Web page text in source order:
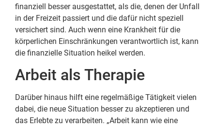
finanziell besser ausgestattet, als die, denen der Unfall
in der Freizeit passiert und die dafür nicht speziell
versichert sind. Auch wenn eine Krankheit für die
körperlichen Einschränkungen verantwortlich ist, kann
die finanzielle Situation heikel werden.
Arbeit als Therapie
Darüber hinaus hilft eine regelmäßige Tätigkeit vielen
dabei, die neue Situation besser zu akzeptieren und
das Erlebte zu verarbeiten. „Arbeit kann wie eine